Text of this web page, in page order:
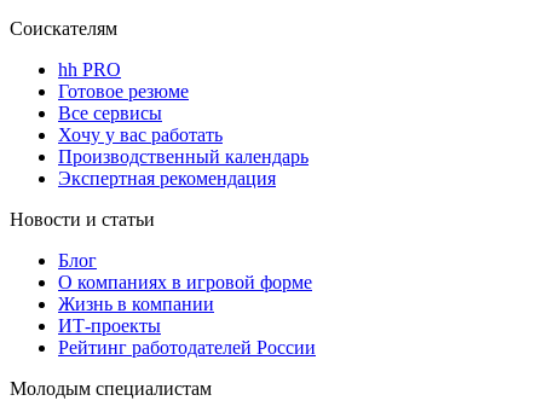
Соискателям
hh PRO
Готовое резюме
Все сервисы
Хочу у вас работать
Производственный календарь
Экспертная рекомендация
Новости и статьи
Блог
О компаниях в игровой форме
Жизнь в компании
ИТ-проекты
Рейтинг работодателей России
Молодым специалистам